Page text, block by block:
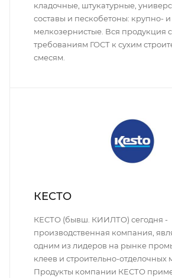
кладочные, штукатурные,
составы и пескобетоны: крупно- и
мелкозернистые. Вся продукция
требованиям ГОСТ к сухим
смесям.
КЕСТО
КЕСТО (бывш. КИИЛТО) сегодня -
производственная компания,
одним из лидеров на рынке
клеев и строительно-отделочных
Продукты компании КЕСТО